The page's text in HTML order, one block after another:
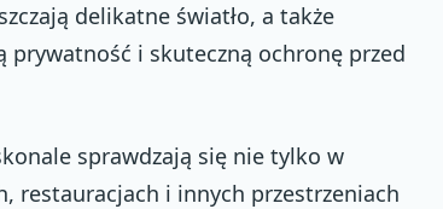
delikatne światło, a także
prywatność i skuteczną ochronę przed
sprawdzają się nie tylko w
restauracjach i innych przestrzeniach